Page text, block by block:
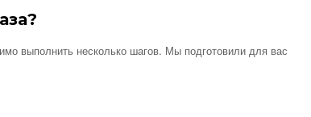
выполнить несколько шагов. Мы подготовили для вас